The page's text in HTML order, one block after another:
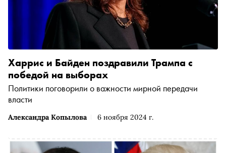
Александра Копылова 6 ноября 2024 г.
Харрис и Байден поздравили Трампа с
победой на выборах
Политики поговорили о важности мирной передачи
власти